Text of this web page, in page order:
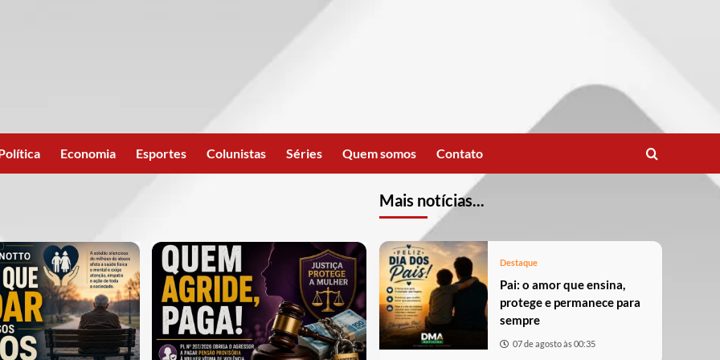
Economia Esportes Colunistas Séries Quem somos Contato
Mais notícias...
Destaque
Pai: o amor que ensina,
protege e permanece para
sempre
07 de agosto às 00:35